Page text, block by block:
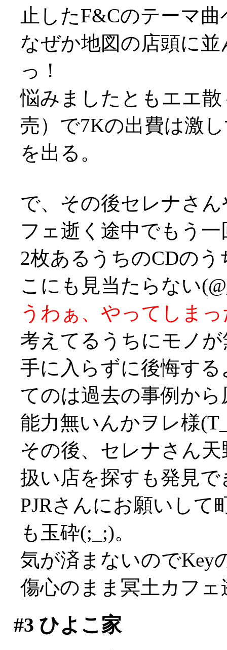
止したF&Cのテーマ
なぜか地図の店頭に
っ！
悩みましたともエエ
売）で7Kの出費は激
を出る。
で、その後セレナさ
フェ逝く途中でもう
2枚あるうちのCDの
こにも見当たらない
うわぁ、やってしま
考えてるうちにモノ
手に入らずに後悔す
てのは過去の事例か
能力無いんかヲレ様
その後、セレナさん
扱い店を探すも発見で
PJRさんにお願いして
も玉砕(;_;)。
気が済まないのでKey
傷心のまま冥土カフ
#3 ひよこ家